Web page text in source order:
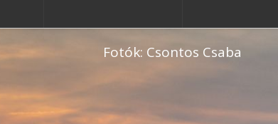
Fotók: Csontos Csaba